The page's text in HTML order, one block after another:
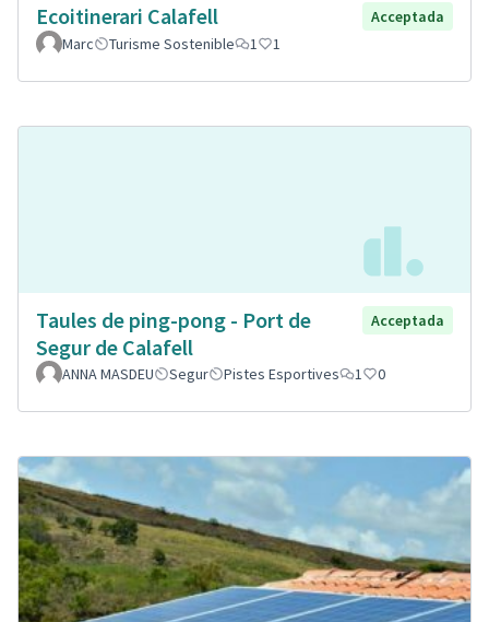
Ecoitinerari Calafell
Acceptada
Marc
Turisme Sostenible 1 1
Taules de ping-pong - Port de
Segur de Calafell
Acceptada
ANNA MASDEU Segur Pistes Esportives 1 0